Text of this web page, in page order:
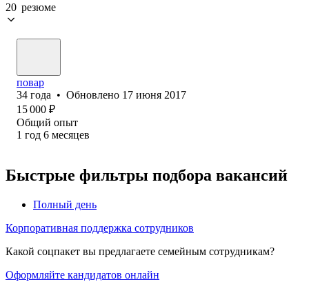
20 резюме
повар
34 года • Обновлено 17 июня 2017
15 000 ₽
Общий опыт
1 год 6 месяцев
Быстрые фильтры подбора вакансий
Полный день
Корпоративная поддержка сотрудников
Какой соцпакет вы предлагаете семейным сотрудникам?
Оформляйте кандидатов онлайн